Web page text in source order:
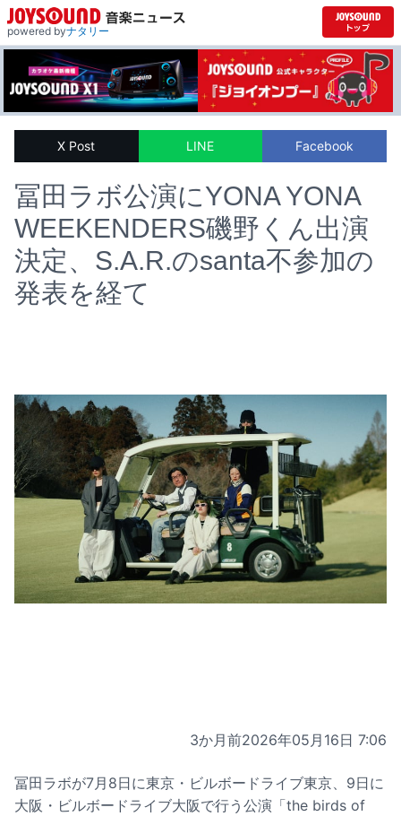
powered byナタリー
X Post LINE Facebook
冨田ラボ公演にYONA YONA
WEEKENDERS磯野くん出演
決定、S.A.R.のsanta不参加の
発表を経て
3か月前2026年05月16日 7:06
冨田ラボが7月8日に東京・ビルボードライブ東京、9日に
大阪・ビルボードライブ大阪で行う公演「the birds of